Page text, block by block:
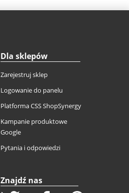
Dla sklepów
Zarejestruj sklep
Logowanie do panelu
Platforma CSS ShopSynergy
Kampanie produktowe
Google
Pytania i odpowiedzi
Znajdź nas